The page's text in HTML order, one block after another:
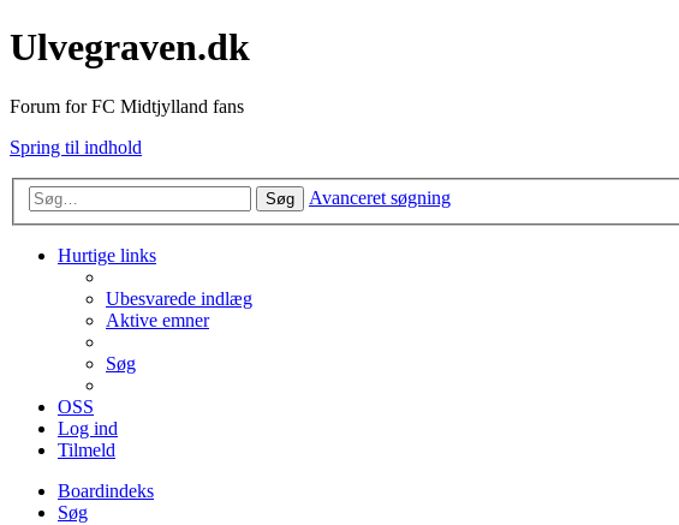
Ulvegraven.dk
Forum for FC Midtjylland fans
Spring til indhold
Søg Avanceret søgning
Hurtige links
Ubesvarede indlæg
Aktive emner
Søg
OSS
Log ind
Tilmeld
Boardindeks
Søg